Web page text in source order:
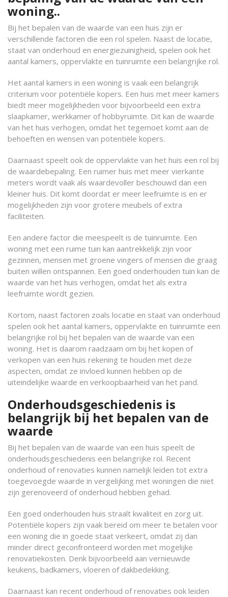
woning..
Bij het bepalen van de waarde van een huis zijn er
verschillende factoren die een rol spelen. Naast de locatie,
staat van onderhoud en energiezuinigheid, spelen ook het
aantal kamers, oppervlakte en tuinruimte een belangrijke rol.
Het aantal kamers in een woning is vaak een belangrijk
criterium voor potentiële kopers. Een huis met meer kamers
biedt meer mogelijkheden voor bijvoorbeeld een extra
slaapkamer, werkkamer of hobbyruimte. Dit kan de waarde
van het huis verhogen, omdat het tegemoet komt aan de
behoeften en wensen van potentiële kopers.
Daarnaast speelt ook de oppervlakte van het huis een rol bij
de waardebepaling. Een ruimer huis met meer vierkante
meters wordt vaak als waardevoller beschouwd dan een
kleiner huis. Dit komt doordat er meer leefruimte is en er
mogelijkheden zijn voor grotere meubels of extra
faciliteiten.
Een andere factor die meespeelt is de tuinruimte. Een
woning met een ruime tuin kan aantrekkelijk zijn voor
gezinnen, mensen met groene vingers of mensen die graag
buiten willen ontspannen. Een goed onderhouden tuin kan de
waarde van het huis verhogen, omdat het als extra
leefruimte wordt gezien.
Kortom, naast factoren zoals locatie en staat van onderhoud
spelen ook het aantal kamers, oppervlakte en tuinruimte een
belangrijke rol bij het bepalen van de waarde van een
woning. Het is daarom raadzaam om bij het kopen of
verkopen van een huis rekening te houden met deze
aspecten, omdat ze invloed kunnen hebben op de
uiteindelijke waarde en verkoopbaarheid van het pand.
Onderhoudsgeschiedenis is
belangrijk bij het bepalen van de
waarde
Bij het bepalen van de waarde van een huis speelt de
onderhoudsgeschiedenis een belangrijke rol. Recent
onderhoud of renovaties kunnen namelijk leiden tot extra
toegevoegde waarde in vergelijking met woningen die niet
zijn gerenoveerd of onderhoud hebben gehad.
Een goed onderhouden huis straalt kwaliteit en zorg uit.
Potentiële kopers zijn vaak bereid om meer te betalen voor
een woning die in goede staat verkeert, omdat zij dan
minder direct geconfronteerd worden met mogelijke
renovatiekosten. Denk bijvoorbeeld aan vernieuwde
keukens, badkamers, vloeren of dakbedekking.
Daarnaast kan recent onderhoud of renovaties ook leiden